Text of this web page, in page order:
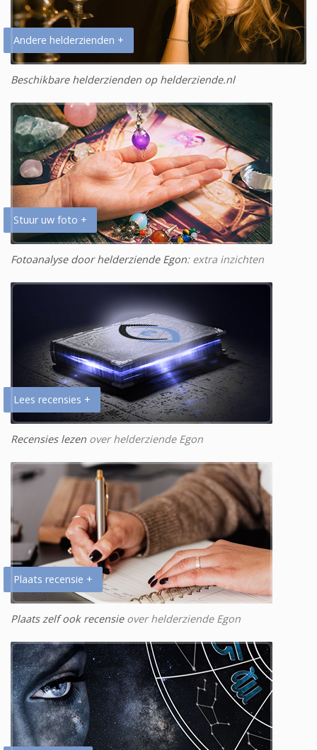
Andere helderzienden +
Beschikbare helderzienden op helderziende.nl
Stuur uw foto +
Fotoanalyse door helderziende Egon: extra inzichten
Lees recensies +
Recensies lezen over helderziende Egon
Plaats recensie +
Plaats zelf ook recensieover helderziende Egon